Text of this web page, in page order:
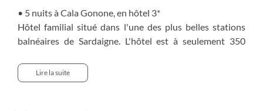
• 5 nuits à Cala Gonone, en hôtel 3*
Hôtel familial situé dans l'une des plus belles stations
balnéaires de Sardaigne. L'hôtel est à seulement 350
d'un jardin.
Lire la suite